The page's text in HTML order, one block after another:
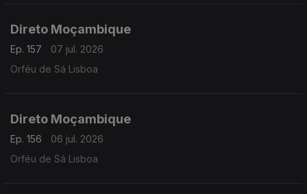
Direto Moçambique
Ep. 157
07 jul. 2026
Orféu de Sá Lisboa
Direto Moçambique
Ep. 156
06 jul. 2026
Orféu de Sá Lisboa